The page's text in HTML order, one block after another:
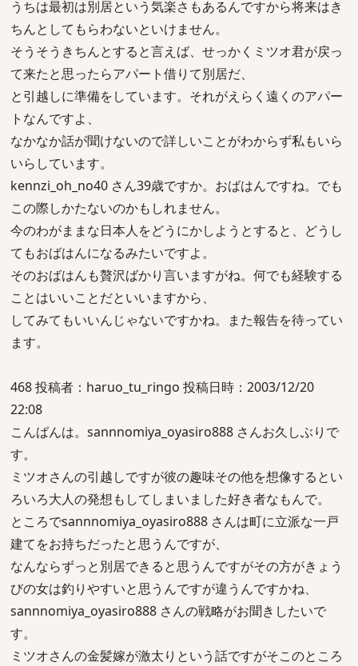
うちは最初は別居という気楽さもあるんですから将来はき
ちんとしてもらわないといけません。
そうそうきちんとすると言えば、せっかくミツオ君が戻っ
て来たと思ったらアパート借りて別居だ、
と引越しに準備をしています。それがえらく遠くのアパー
トなんですよ、
なかなか話が聞けないので詳しいことがわからず私もいら
いらしています。
kennzi_oh_no40 さん39歳ですか。おばはんですね。でも
この際しかたないのかもしれません。
今のわがままな日本人をどうにかしようとすると、どうし
てもおばはんになるみたいですよ。
そのおばはんも贅沢ばかり言いますがね。何でも経験する
ことはいいことだといいますから、
してみてもいいんじゃないですかね。また報告を待ってい
ます。
468 投稿者：haruo_tu_ringo 投稿日時：2003/12/20
22:08
こんばんは。sannnomiya_oyasiro888 さんお久しぶりで
す。
ミツオさんの引越しですが彼の趣味その他を想像するとい
ろいろ大人の発想もしてしまいました好き者なもんで。
ところでsannnomiya_oyasiro888 さんは町に立派な一戸
建てをお持ちだったと思うんですが、
なんならずっと別居できると思うんですがその方がきょう
びの女は釣りやすいと思うんですが違うんですかね、
sannnomiya_oyasiro888 さんの戦略がお聞きしたいで
す。
ミツオさんの金髪嫁が激太りという話ですがそこのところ